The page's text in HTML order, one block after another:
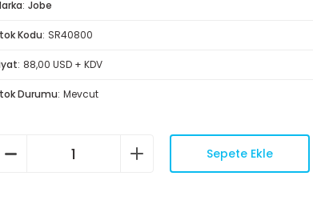
Jobe
Kodu SR40800
88,00 USD + KDV
Durumu Mevcut
Sepete Ekle